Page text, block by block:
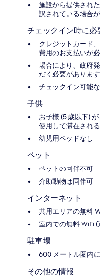
施設から提供され
訳されている場合
チェックイン時に必
クレジットカード
費用のお支払いが
場合により、政府
だく必要があります
チェックイン可能
子供
お子様 (5 歳以下)
使用して滞在され
幼児用ベッドなし
ペット
ペットの同伴不可
介助動物は同伴可
インターネット
共用エリアの無料
室内での無料 WiFi
駐車場
600 メートル圏内
その他の情報